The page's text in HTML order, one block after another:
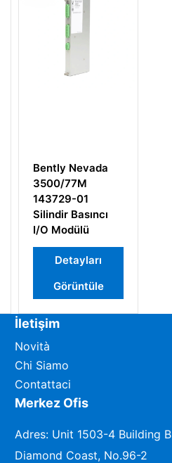
Bently Nevada
3500/77M
143729-01
Silindir Basıncı
I/O Modülü
Detayları
Görüntüle
İletişim
Novità
Chi Siamo
Contattaci
Merkez Ofis
Adres: Unit 1503-4 Building B
Diamond Coast, No.96-2